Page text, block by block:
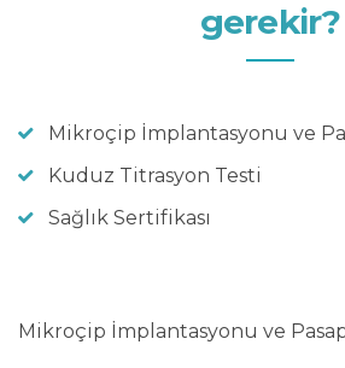
gerekir?
Mikroçip İmplantasyonu ve
Kuduz Titrasyon Testi
Sağlık Sertifikası
Mikroçip İmplantasyonu ve